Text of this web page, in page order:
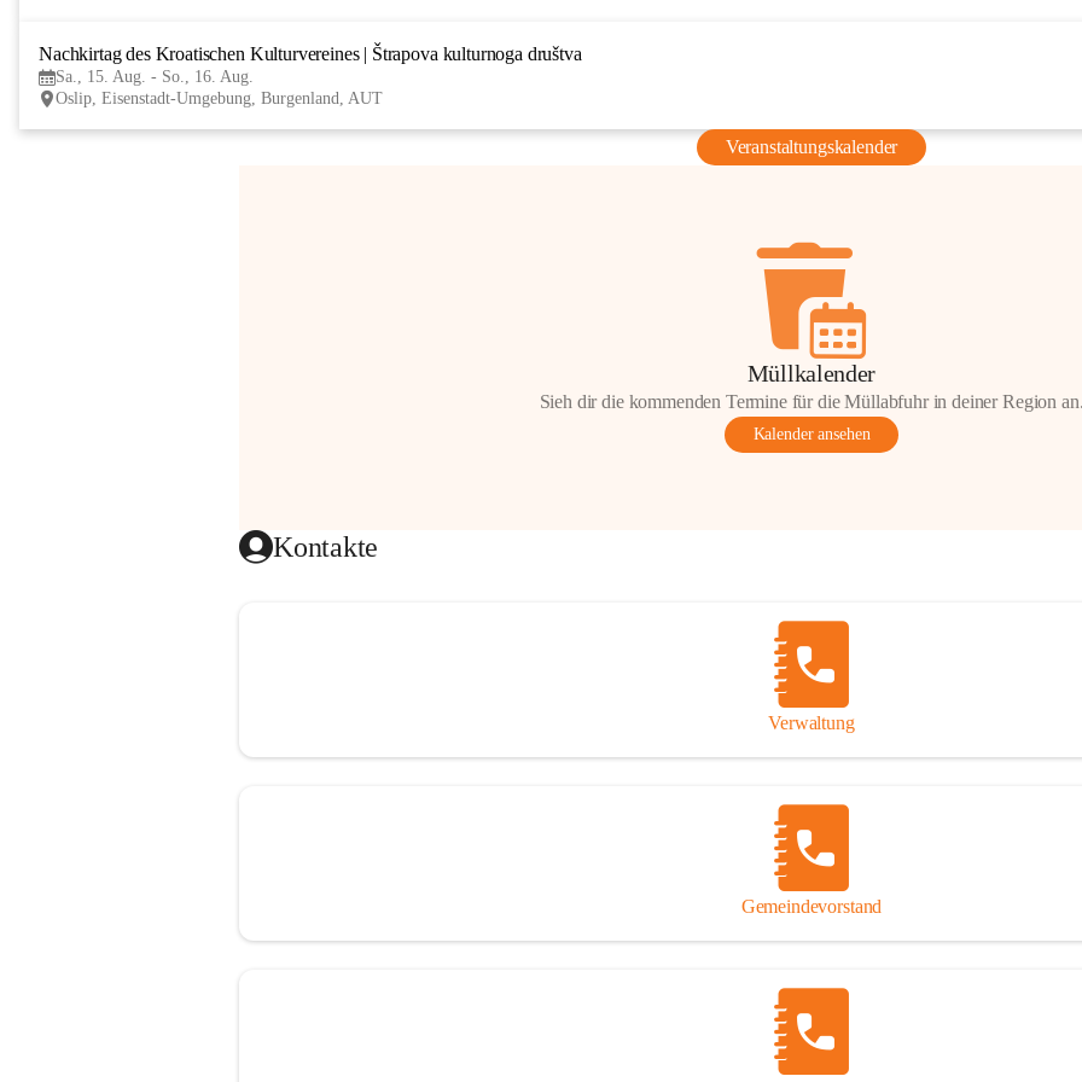
Nachkirtag des Kroatischen Kulturvereines | Štrapova kulturnoga društva
Sa., 15. Aug. - So., 16. Aug.
Oslip, Eisenstadt-Umgebung, Burgenland, AUT
Veranstaltungskalender
Müllkalender
Sieh dir die kommenden Termine für die Müllabfuhr in deiner Region an.
Kalender ansehen
Kontakte
Verwaltung
Gemeindevorstand